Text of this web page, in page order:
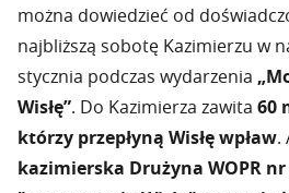
można dowiedzieć od
najbliższą sobotę Kazimierzu w
stycznia podczas wydarzenia
Wisłę”. Do Kazimierza zawita 60
którzy przepłyną Wisłę wpław.
kazimierska Drużyna WOPR nr